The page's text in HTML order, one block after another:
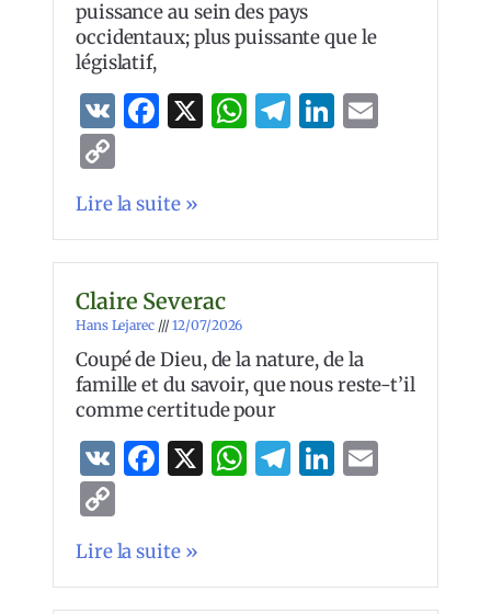
puissance au sein des pays
occidentaux; plus puissante que le
législatif,
VK Facebook
X WhatsApp
Telegram
LinkedIn
Link
Lire la suite »
Claire Severac
Hans Lejarec 12/07/2026
Coupé de Dieu, de la nature, de la
famille et du savoir, que nous reste-t’il
comme certitude pour
VK Facebook
X WhatsApp
Telegram
LinkedIn
Link
Lire la suite »